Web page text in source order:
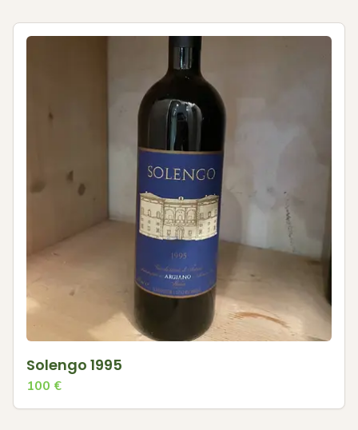
Solengo 1995
100 €